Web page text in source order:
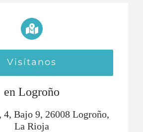
Visítanos
en Logroño
4, Bajo 9, 26008 Logroño,
La Rioja